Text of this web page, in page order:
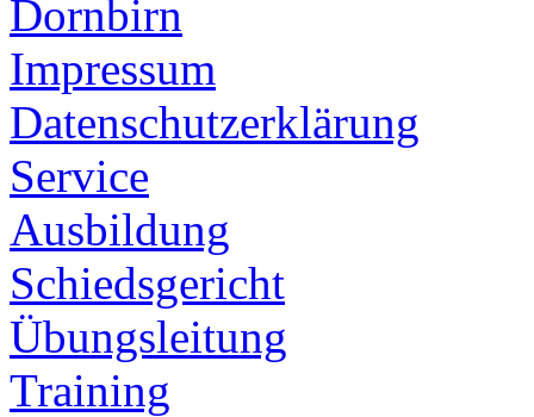
Dornbirn
Impressum
Datenschutzerklärung
Service
Ausbildung
Schiedsgericht
Übungsleitung
Training